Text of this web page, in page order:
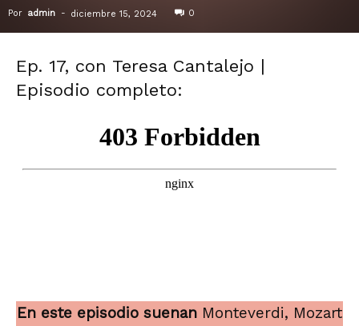
Por admin - diciembre 15, 2024 0
Ep. 17, con Teresa Cantalejo |
Episodio completo:
En este episodio suenan Monteverdi, Mozart